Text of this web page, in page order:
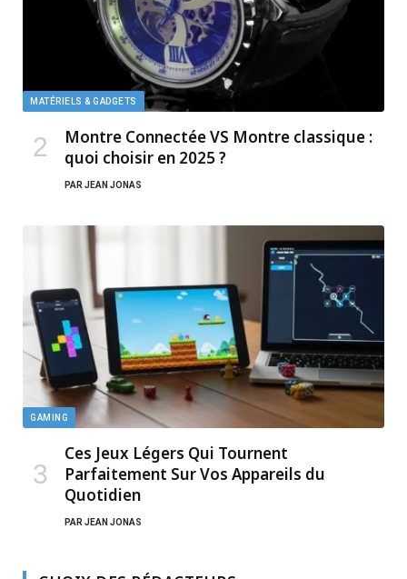
MATÉRIELS & GADGETS
Montre Connectée VS Montre classique :
quoi choisir en 2025 ?
PAR JEAN JONAS
GAMING
Ces Jeux Légers Qui Tournent
Parfaitement Sur Vos Appareils du
Quotidien
PARJEAN JONAS